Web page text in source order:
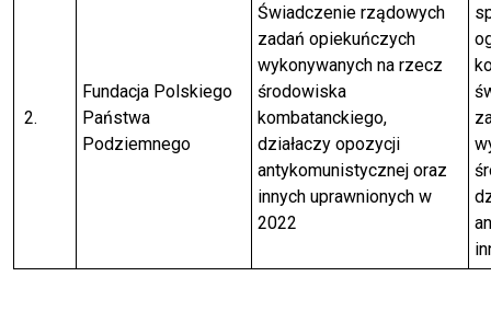
2.
Fundacja Polskiego
Państwa
Podziemnego
Świadczenie rządowych
zadań opiekuńczych
wykonywanych na rzecz
środowiska
kombatanckiego,
działaczy opozycji
antykomunistycznej oraz
innych uprawnionych w
2022